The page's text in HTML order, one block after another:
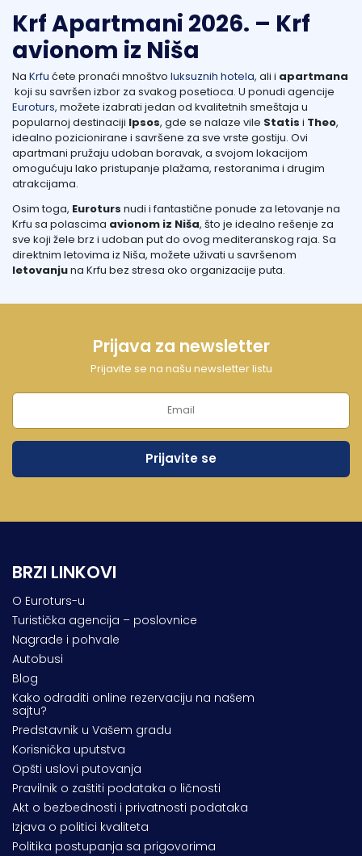
Krf Apartmani 2026. – Krf
avionom iz Niša
Na Krfu ćete pronaći mnoštvo luksuznih hotela, ali i apartmana
koji su savršen izbor za svakog posetioca. U ponudi agencije
Euroturs, možete izabrati jedan od kvalitetnih smeštaja u
popularnoj destinaciji Ipsos, gde se nalaze vile Statis i Theo,
idealno pozicionirane i savršene za sve vrste gostiju. Ovi
apartmani pružaju udoban boravak, a svojom lokacijom
omogućuju lako pristupanje plažama, restoranima i drugim
atrakcijama.
Osim toga, Euroturs nudi i fantastične ponude za letovanje na
Krfu sa polascima avionom iz Niša, što je idealno rešenje za
sve koji žele brz i udoban put do ovog mediteranskog raja. Sa
direktnim letovima iz Niša, možete uživati u savršenom
letovanjuna Krfu bez stresa oko organizacije puta.
Prijava za newsletter
Prijavite se na našu newsletter listu
BRZI LINKOVI
O Euroturs-u
Turistička agencija – poslovnice
Nagrade i pohvale
Autobusi
Blog
Kako odraditi online rezervaciju na našem
sajtu?
Predstavnik u Vašem gradu
Korisnička uputstva
Opšti uslovi putovanja
Pravilnik o zaštiti podataka o ličnosti
Akt o bezbednosti i privatnosti podataka
Izjava o politici kvaliteta
Politika postupanja sa prigovorima